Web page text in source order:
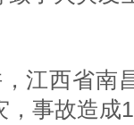
江西省南
事故造成